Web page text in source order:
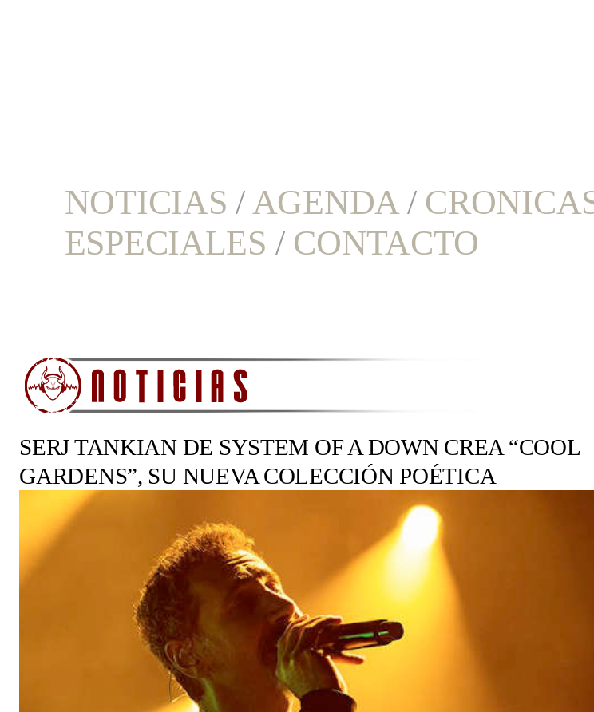
NOTICIAS /AGENDA/
ESPECIALES / CONTACTO
SERJ TANKIAN DE SYSTEM OF A DOWN CREA “COOL
GARDENS”, SU NUEVA COLECCIÓN POÉTICA